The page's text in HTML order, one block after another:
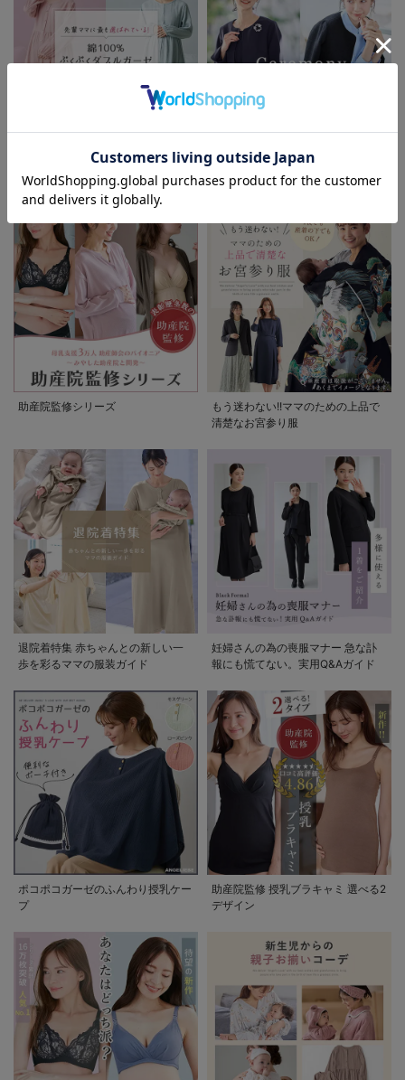
先輩ママに最も選ばれている!ぷく
ぷくダブルガーゼパジャマシリーズ
着回しが効く最新ハレの日スタイル
セレモニー6シーン
助産院監修シリーズ
もう迷わない!!ママのための上品で
清楚なお宮参り服
退院着特集 赤ちゃんとの新しい一
歩を彩るママの服装ガイド
妊婦さんの為の喪服マナー 急な訃
報にも慌てない。実用Q&Aガイド
ポコポコガーゼのふんわり授乳ケー
プ
助産院監修 授乳ブラキャミ 選べる2
デザイン
お気に入り商品を確認する